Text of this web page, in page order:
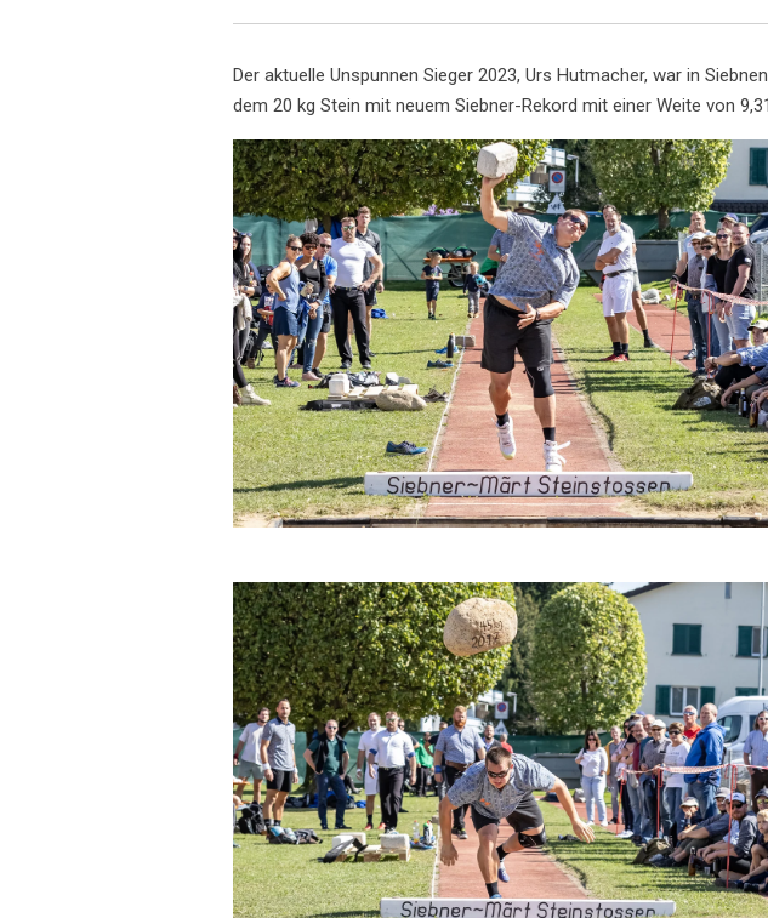
Der aktuelle Unspunnen Sieger 2023, Urs Hutmacher, war in
dem 20 kg Stein mit neuem Siebner-Rekord mit einer Weite von